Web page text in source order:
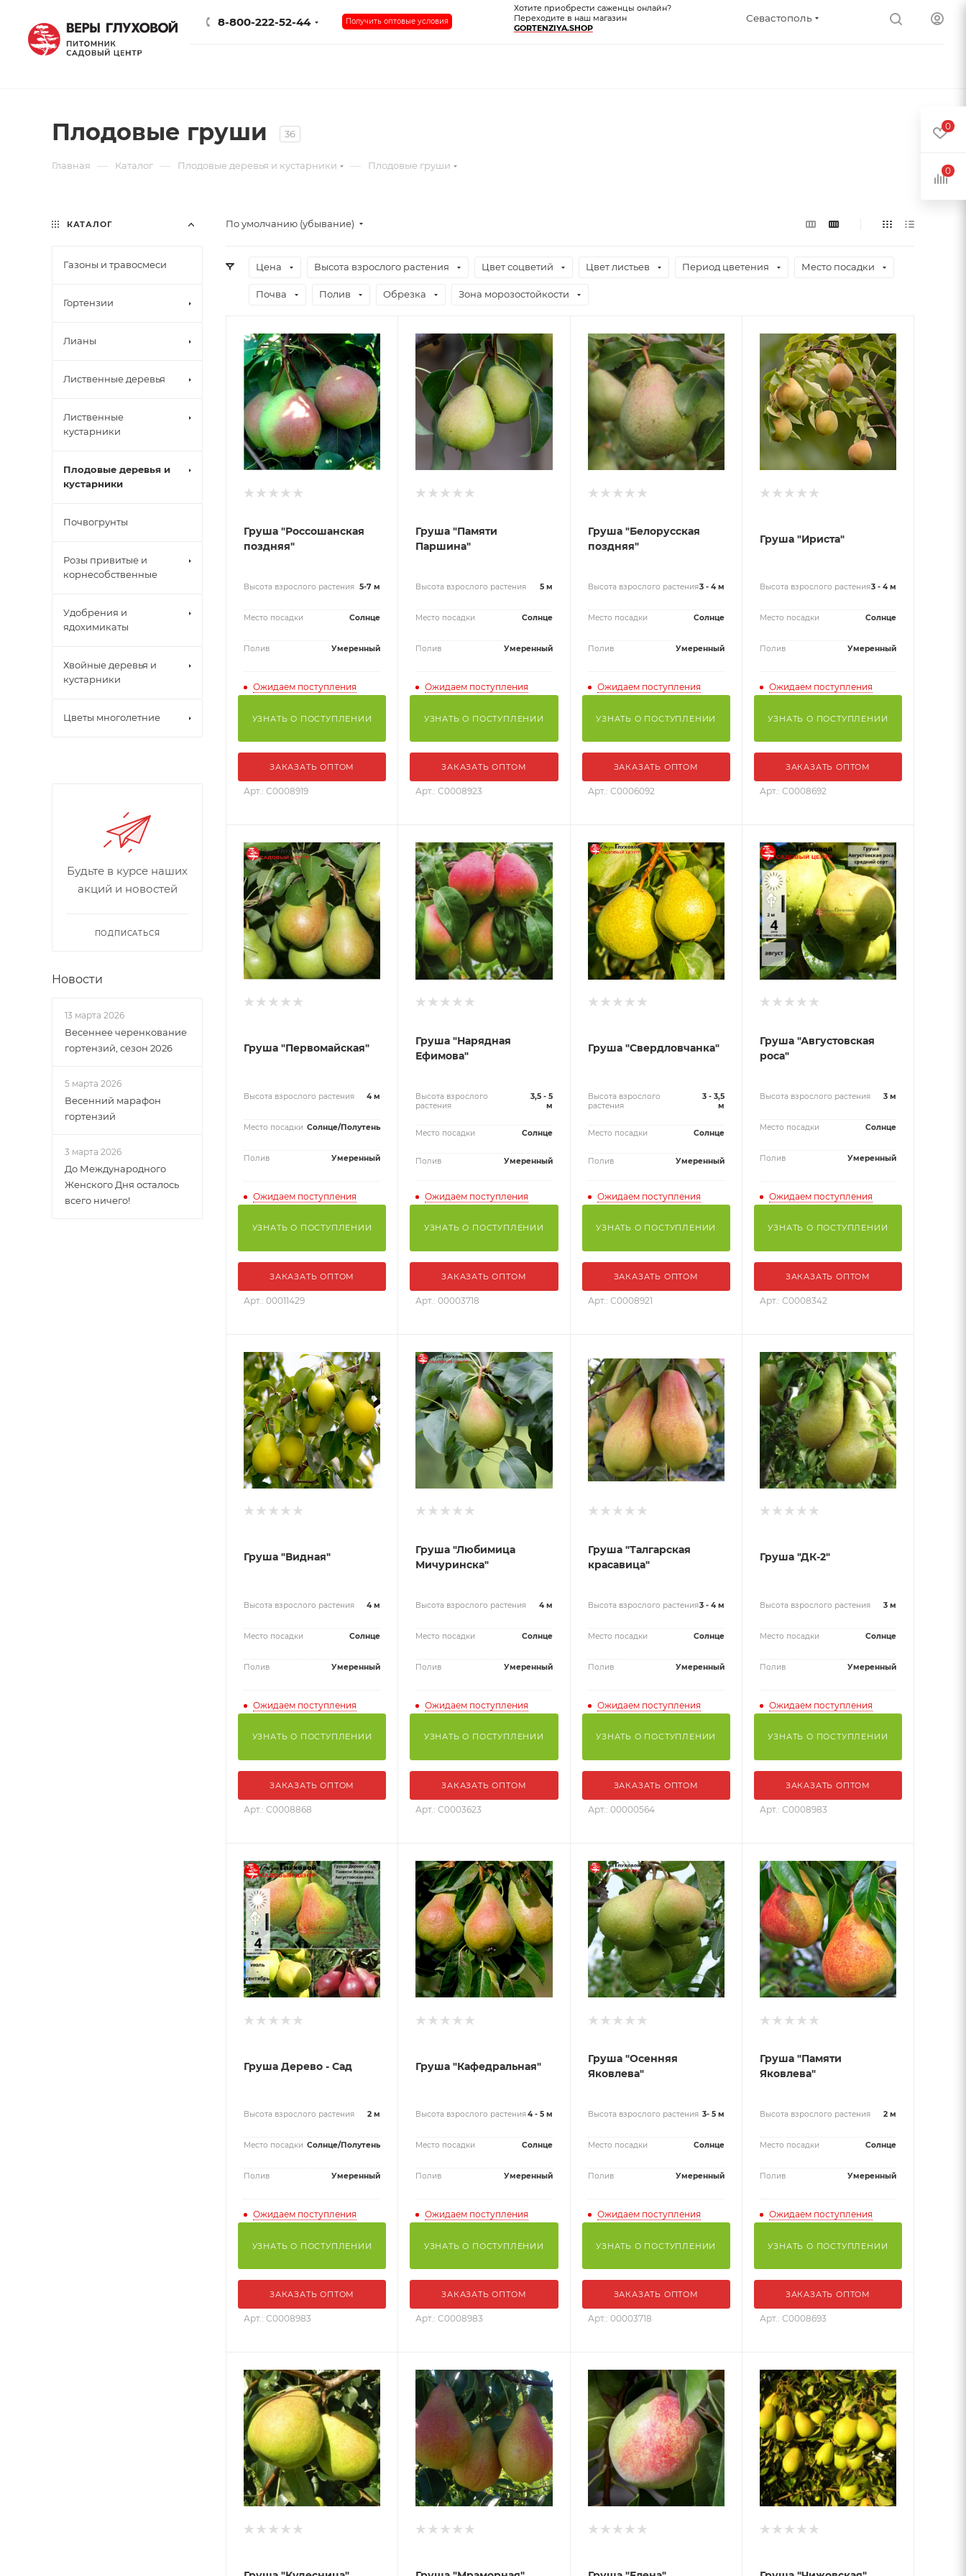
8-800-222-52-44 Получить оптовые условия
Хотите приобрести саженцы онлайн?
Переходите в наш магазин
GORTENZIYA.SHOP
Севастополь
Плодовые груши 36
Главная — Каталог — Плодовые деревья и кустарники — Плодовые груши
По умолчанию (убывание)
Цена Высота взрослого растения Цвет соцветий Цвет листьев Период цветения Место посадки
Почва Полив Обрезка Зона морозостойкости
Груша "Россошанская
поздняя"
Высота взрослого растения 5-7 м
Место посадки Солнце
Полив Умеренный
Ожидаем поступления
УЗНАТЬ О ПОСТУПЛЕНИИ
ЗАКАЗАТЬ ОПТОМ
Арт.: С0008919
Груша "Памяти
Паршина"
Высота взрослого растения 5 м
Место посадки Солнце
Полив Умеренный
Ожидаем поступления
УЗНАТЬ О ПОСТУПЛЕНИИ
ЗАКАЗАТЬ ОПТОМ
Арт.: С0008923
Груша "Белорусская
поздняя"
Высота взрослого растения3 - 4 м
Место посадки Солнце
Полив Умеренный
Ожидаем поступления
УЗНАТЬ О ПОСТУПЛЕНИИ
ЗАКАЗАТЬ ОПТОМ
Арт.: С0006092
Груша "Ириста"
Высота взрослого растения3 - 4 м
Место посадки Солнце
Полив Умеренный
Ожидаем поступления
УЗНАТЬ О ПОСТУПЛЕНИИ
ЗАКАЗАТЬ ОПТОМ
Арт.: С0008692
Груша "Первомайская"
Высота взрослого растения 4 м
Место посадки Солнце/Полутень
Полив Умеренный
Ожидаем поступления
УЗНАТЬ О ПОСТУПЛЕНИИ
ЗАКАЗАТЬ ОПТОМ
Арт.: 00011429
Груша "Нарядная
Ефимова"
Высота взрослого
растения
3,5 - 5
м
Место посадки Солнце
Полив Умеренный
Ожидаем поступления
УЗНАТЬ О ПОСТУПЛЕНИИ
ЗАКАЗАТЬ ОПТОМ
Арт.: 00003718
Груша "Свердловчанка"
Высота взрослого
растения
3 - 3,5
м
Место посадки Солнце
Полив Умеренный
Ожидаем поступления
УЗНАТЬ О ПОСТУПЛЕНИИ
ЗАКАЗАТЬ ОПТОМ
Арт.: С0008921
Груша "Августовская
роса"
Высота взрослого растения 3 м
Место посадки Солнце
Полив Умеренный
Ожидаем поступления
УЗНАТЬ О ПОСТУПЛЕНИИ
ЗАКАЗАТЬ ОПТОМ
Арт.: С0008342
Груша "Видная"
Высота взрослого растения 4 м
Место посадки Солнце
Полив Умеренный
Ожидаем поступления
УЗНАТЬ О ПОСТУПЛЕНИИ
ЗАКАЗАТЬ ОПТОМ
Арт.: С0008868
Груша "Любимица
Мичуринска"
Высота взрослого растения 4 м
Место посадки Солнце
Полив Умеренный
Ожидаем поступления
УЗНАТЬ О ПОСТУПЛЕНИИ
ЗАКАЗАТЬ ОПТОМ
Арт.: С0003623
Груша "Талгарская
красавица"
Высота взрослого растения3 - 4 м
Место посадки Солнце
Полив Умеренный
Ожидаем поступления
УЗНАТЬ О ПОСТУПЛЕНИИ
ЗАКАЗАТЬ ОПТОМ
Арт.: 00000564
Груша "ДК-2"
Высота взрослого растения 3 м
Место посадки Солнце
Полив Умеренный
Ожидаем поступления
УЗНАТЬ О ПОСТУПЛЕНИИ
ЗАКАЗАТЬ ОПТОМ
Арт.: С0008983
Груша Дерево - Сад
Высота взрослого растения 2 м
Место посадки Солнце/Полутень
Полив Умеренный
Ожидаем поступления
УЗНАТЬ О ПОСТУПЛЕНИИ
ЗАКАЗАТЬ ОПТОМ
Арт.: С0008983
Груша "Кафедральная"
Высота взрослого растения4 - 5 м
Место посадки Солнце
Полив Умеренный
Ожидаем поступления
УЗНАТЬ О ПОСТУПЛЕНИИ
ЗАКАЗАТЬ ОПТОМ
Арт.: С0008983
Груша "Осенняя
Яковлева"
Высота взрослого растения 3- 5 м
Место посадки Солнце
Полив Умеренный
Ожидаем поступления
УЗНАТЬ О ПОСТУПЛЕНИИ
ЗАКАЗАТЬ ОПТОМ
Арт.: 00003718
Груша "Памяти
Яковлева"
Высота взрослого растения 2 м
Место посадки Солнце
Полив Умеренный
Ожидаем поступления
УЗНАТЬ О ПОСТУПЛЕНИИ
ЗАКАЗАТЬ ОПТОМ
Арт.: С0008693
КАТАЛОГ
Газоны и травосмеси
Гортензии
Лианы
Лиственные деревья
Лиственные
кустарники
Плодовые деревья и
кустарники
Почвогрунты
Розы привитые и
корнесобственные
Удобрения и
ядохимикаты
Хвойные деревья и
кустарники
Цветы многолетние
Будьте в курсе наших
акций и новостей
ПОДПИСАТЬСЯ
Новости
13 марта 2026
Весеннее черенкование
гортензий, сезон 2026
5 марта 2026
Весенний марафон
гортензий
3 марта 2026
До Международного
Женского Дня осталось
всего ничего!
0
0